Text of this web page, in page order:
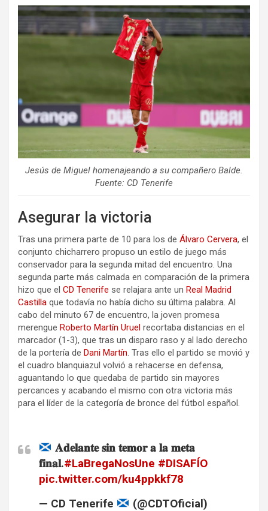
Jesús de Miguel homenajeando a su compañero Balde.
Fuente: CD Tenerife
Asegurar la victoria
Tras una primera parte de 10 para los de Álvaro Cervera, el
conjunto chicharrero propuso un estilo de juego más
conservador para la segunda mitad del encuentro. Una
segunda parte más calmada en comparación de la primera
hizo que el CD Tenerife se relajara ante un Real Madrid
Castilla que todavía no había dicho su última palabra. Al
cabo del minuto 67 de encuentro, la joven promesa
merengue Roberto Martín Uruel recortaba distancias en el
marcador (1-3), que tras un disparo raso y al lado derecho
de la portería de Dani Martín. Tras ello el partido se movió y
el cuadro blanquiazul volvió a rehacerse en defensa,
aguantando lo que quedaba de partido sin mayores
percances y acabando el mismo con otra victoria más
para el líder de la categoría de bronce del fútbol español.
𝐀𝐝𝐞𝐥𝐚𝐧𝐭𝐞 𝐬𝐢𝐧 𝐭𝐞𝐦𝐨𝐫 𝐚 𝐥𝐚 𝐦𝐞𝐭𝐚
𝐟𝐢𝐧𝐚𝐥.#LaBregaNosUne #DISAFÍO
pic.twitter.com/ku4ppkkf78
— CD Tenerife
(@CDTOficial)